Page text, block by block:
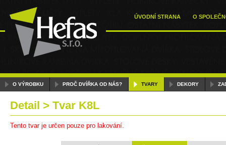
ÚVODNÍ STRANA O
O VÝROBKU PROČ DVÍŘKA OD NÁS? TVARY DEKORY
Detail > Tvar K8L
Tento tvar je určen pouze pro lakování.